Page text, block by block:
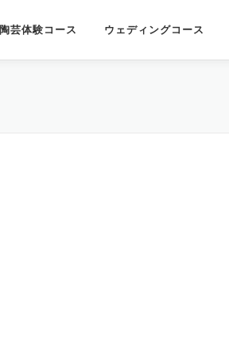
陶芸体験コース ウェディングコース